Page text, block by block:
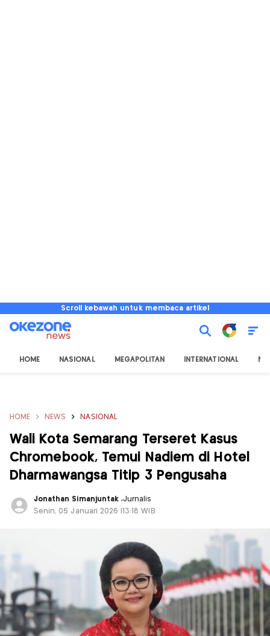
Scroll kebawah untuk membaca artikel
HOME NASIONAL MEGAPOLITAN INTERNATIONAL
HOME NEWS NASIONAL
Wali Kota Semarang Terseret Kasus
Chromebook, Temui Nadiem di Hotel
Dharmawangsa Titip 3 Pengusaha
Jonathan Simanjuntak,Jurnalis
Senin, 05 Januari 2026 |13:18 WIB